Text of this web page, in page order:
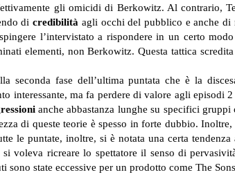
gli omicidi di Berkowitz. Al contrario,
dicredibilità agli occhi del pubblico e anche
l’intervistato a rispondere in un certo
elementi, non Berkowitz. Questa tattica
seconda fase dell’ultima puntata che è la
interessante, ma fa perdere di valore agli
anche abbastanza lunghe su specifici gruppi
di queste teorie è spesso in forte dubbio.
le puntate, inoltre, si è notata una certa tendenza
voleva ricreare lo spettatore il senso di
state eccessive per un prodotto come The